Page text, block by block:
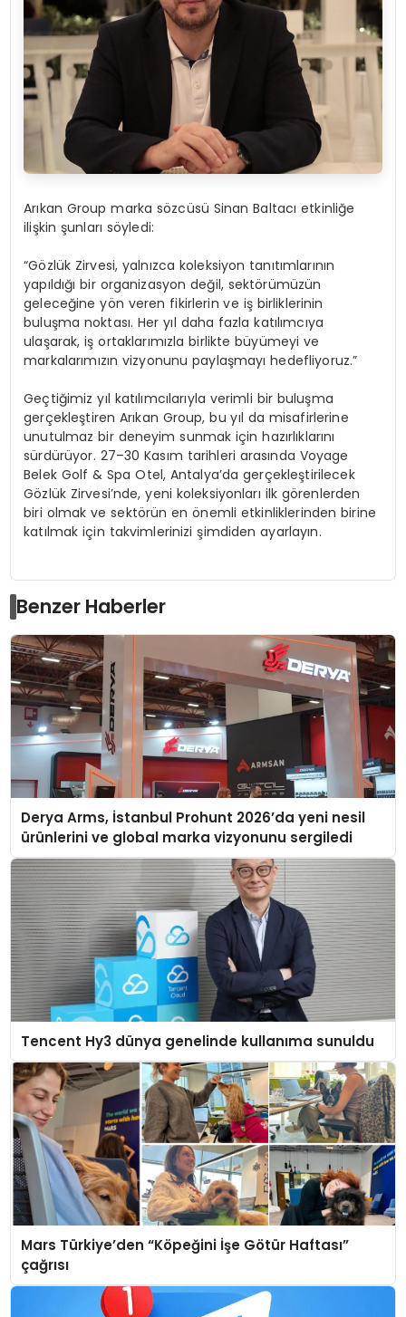
Arıkan Group marka sözcüsü Sinan Baltacı etkinliğe
ilişkin şunları söyledi:
“Gözlük Zirvesi, yalnızca koleksiyon tanıtımlarının
yapıldığı bir organizasyon değil, sektörümüzün
geleceğine yön veren fikirlerin ve iş birliklerinin
buluşma noktası. Her yıl daha fazla katılımcıya
ulaşarak, iş ortaklarımızla birlikte büyümeyi ve
markalarımızın vizyonunu paylaşmayı hedefliyoruz.”
Geçtiğimiz yıl katılımcılarıyla verimli bir buluşma
gerçekleştiren Arıkan Group, bu yıl da misafirlerine
unutulmaz bir deneyim sunmak için hazırlıklarını
sürdürüyor. 27–30 Kasım tarihleri arasında Voyage
Belek Golf & Spa Otel, Antalya’da gerçekleştirilecek
Gözlük Zirvesi’nde, yeni koleksiyonları ilk görenlerden
biri olmak ve sektörün en önemli etkinliklerinden birine
katılmak için takvimlerinizi şimdiden ayarlayın.
Benzer Haberler
Derya Arms, İstanbul Prohunt 2026’da yeni nesil
ürünlerini ve global marka vizyonunu sergiledi
Tencent Hy3 dünya genelinde kullanıma sunuldu
Mars Türkiye’den “Köpeğini İşe Götür Haftası”
çağrısı